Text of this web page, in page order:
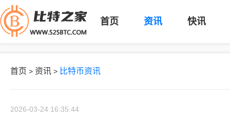
首页 资讯 快讯
首页 > 资讯 > 比特币资讯
2026-03-24 16:35:44